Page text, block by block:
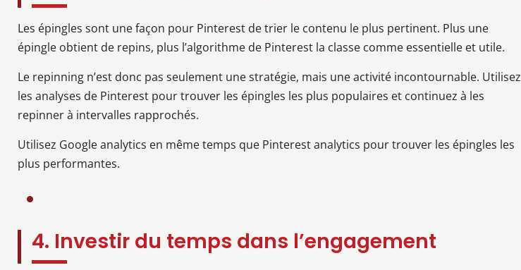
Les épingles sont une façon pour Pinterest de trier le contenu le plus pertinent. Plus une
épingle obtient de repins, plus l’algorithme de Pinterest la classe comme essentielle et utile.
Le repinning n’est donc pas seulement une stratégie, mais une activité incontournable. Utilisez
les analyses de Pinterest pour trouver les épingles les plus populaires et continuez à les
repinner à intervalles rapprochés.
Utilisez Google analytics en même temps que Pinterest analytics pour trouver les épingles les
plus performantes.
4. Investir du temps dans l’engagement